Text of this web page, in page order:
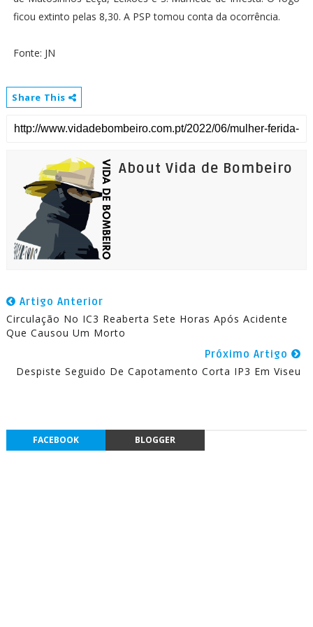
ficou extinto pelas 8,30. A PSP tomou conta da ocorrência.
Fonte: JN
Share This
About Vida de Bombeiro
Artigo Anterior
Circulação No IC3 Reaberta Sete Horas Após Acidente
Que Causou Um Morto
Próximo Artigo
Despiste Seguido De Capotamento Corta IP3 Em Viseu
FACEBOOK BLOGGER